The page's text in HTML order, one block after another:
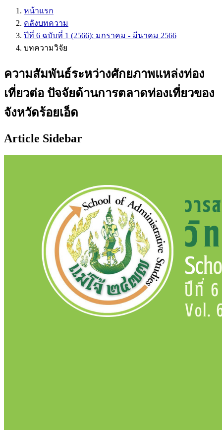
หน้าแรก
คลังบทความ
ปีที่ 6 ฉบับที่ 1 (2566): มกราคม - มีนาคม 2566
บทความวิจัย
ความสัมพันธ์ระหว่างศักยภาพแหล่งท่อง
เที่ยวต่อ ปัจจัยด้านการตลาดท่องเที่ยวของ
จังหวัดร้อยเอ็ด
Article Sidebar